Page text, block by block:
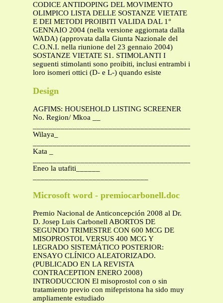
CODICE ANTIDOPING DEL MOVIMENTO
OLIMPICO LISTA DELLE SOSTANZE VIETATE
E DEI METODI PROIBITI VALIDA DAL 1°
GENNAIO 2004 (nella versione aggiornata dalla
WADA) (approvata dalla Giunta Nazionale del
C.O.N.I. nella riunione del 23 gennaio 2004)
SOSTANZE VIETATE S1. STIMOLANTI I
seguenti stimolanti sono proibiti, inclusi entrambi i
loro isomeri ottici (D- e L-) quando esiste
Design
AGFIMS: HOUSEHOLD LISTING SCREENER
No. Region/ Mkoa __
Wilaya_
Kata _
Eneo la utafiti______
Microsoft word - premiocarbonell.doc
Premio Nacional de Anticoncepción 2008 al Dr.
D. Josep Luis Carbonell ABORTOS DE
SEGUNDO TRIMESTRE CON 600 MCG DE
MISOPROSTOL VERSUS 400 MCG Y
LEGRADO SISTEMÁTICO POSTERIOR:
ENSAYO CLÍNICO ALEATORIZADO.
(PUBLICADO EN LA REVISTA
CONTRACEPTION ENERO 2008)
INTRODUCCION El misoprostol con o sin
tratamiento previo con mifepristona ha sido muy
ampliamente estudiado